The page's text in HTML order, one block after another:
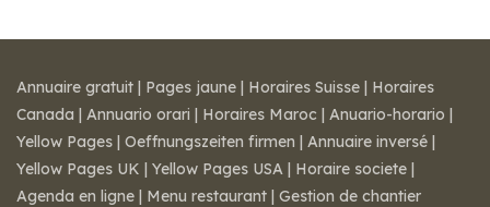
Annuaire gratuit | Pages jaune | Horaires Suisse | Horaires
Canada | Annuario orari | Horaires Maroc | Anuario-horario |
Yellow Pages | Oeffnungszeiten firmen | Annuaire inversé |
Yellow Pages UK | Yellow Pages USA | Horaire societe |
Agenda en ligne | Menu restaurant | Gestion de chantier